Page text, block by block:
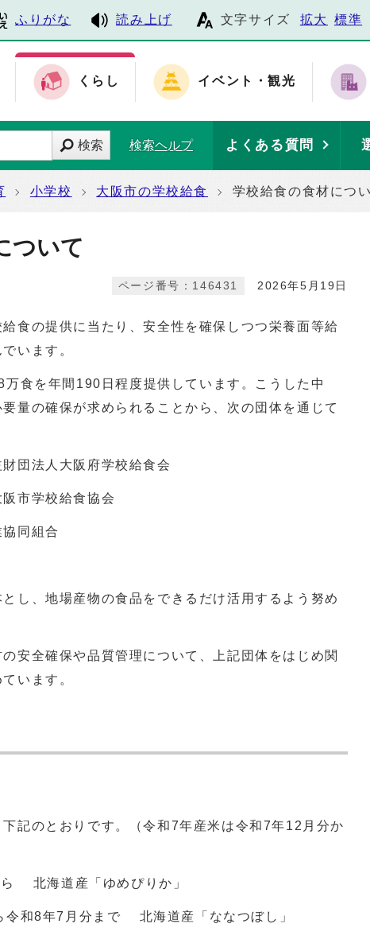
ふりがな 読み上げ 文字サイズ 拡大 標準
くらし イベント・観光
検索 検索ヘルプ よくある質問
小学校 大阪市の学校給食 学校給食の食材につ
ついて
2026年5月19日
ページ番号：146431
食の提供に当たり、安全性を確保しつつ栄養面等給
います。
食を年間190日程度提供しています。こうした中
量の確保が求められることから、次の団体を通じて
団法人大阪府学校給食会
市学校給食協会
同組合
し、地場産物の食品をできるだけ活用するよう努め
安全確保や品質管理について、上記団体をはじめ関
います。
記のとおりです。（令和7年産米は令和7年12月分か
北海道産「ゆめぴりか」
令和8年7月分まで 北海道産「ななつぼし」